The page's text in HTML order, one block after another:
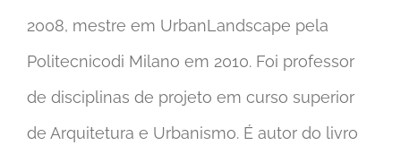
2008, mestre em UrbanLandscape pela
Politecnicodi Milano em 2010. Foi professor
de disciplinas de projeto em curso superior
de Arquitetura e Urbanismo. É autor do livro